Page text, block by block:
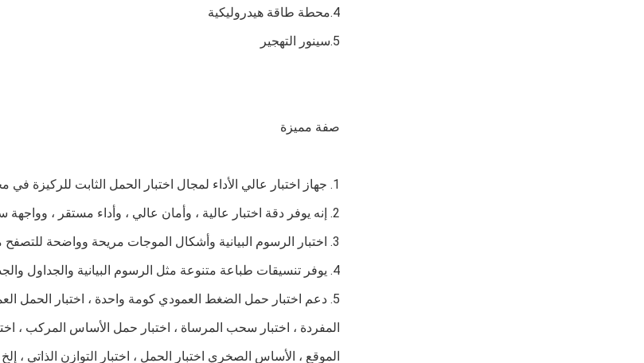
4. محطة طاقة هيدروليكية
5. سينور التهجير
صفة مميزة
1. جهاز اختبار عالي الأداء لمجال اختبار الحمل الثابت للركيزة في مختلف الصناعات الهندسية
2. إنه يوفر دقة اختبار عالية ، وأمان عالي ، وأداء مستقر ، وواجهة سهلة وعملية مريحة.
3. اختبار الرسوم البيانية وأشكال الموجات مريحة وواضحة للتصفح مع انعكاس المنحنى والترجمة المدعومة.
4. يوفر تنسيقات طباعة متنوعة مثل الرسوم البيانية والجداول والجداول الموجزة وتنسيقات التقارير المخصصة.
الموقع ، الأساس الصخري اختبار الحمل ، اختبار التوازن الذاتي ، إلخ